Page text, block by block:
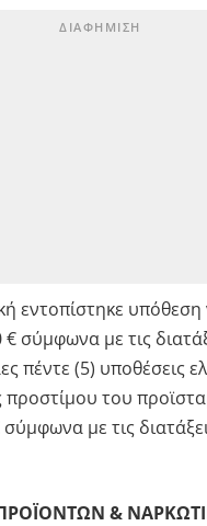
εντοπίστηκε
σύμφωνα με τις
πέντε (5) υποθέσεις
του
με τις
&